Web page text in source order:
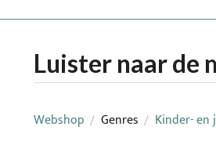
Luister naar de
Webshop / Genres / Kinder- en